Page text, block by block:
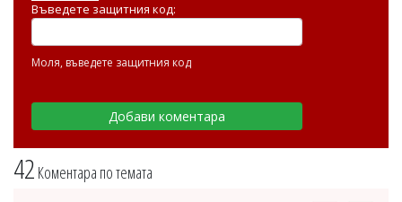
42 Коментара по темата
Въведете защитния код:
Моля, въведете защитния код